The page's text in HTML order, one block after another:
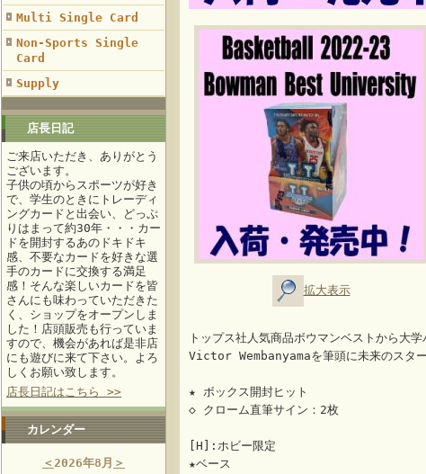
Multi Single Card
Non-Sports Single
Card
Supply
店長日記
ご来店いただき、ありがとう
ございます。
子供の頃からスポーツが好き
で、学生のときにトレーディ
ングカードと出会い、どっぷ
りはまって約30年・・・カー
ドを開封するあのドキドキ
感、不要なカードを好きな選
手のカードに交換する満足
感！そんな楽しいカードを皆
さんにも味わっていただきた
く、ショップをオープンしま
した！店頭販売も行っていま
すので、機会があれば是非店
にも遊びに来て下さい。よろ
しくお願い致します。
店長日記はこちら >>
カレンダー
＜2026年8月 ＞
拡大表示
トップス社人気商品ボウマンベストから大
Victor Wembanyamaを筆頭に未来のスタ
★ ボックス開封ヒット
◇ クローム直筆サイン：2枚
[H]:ホビー限定
★ベース